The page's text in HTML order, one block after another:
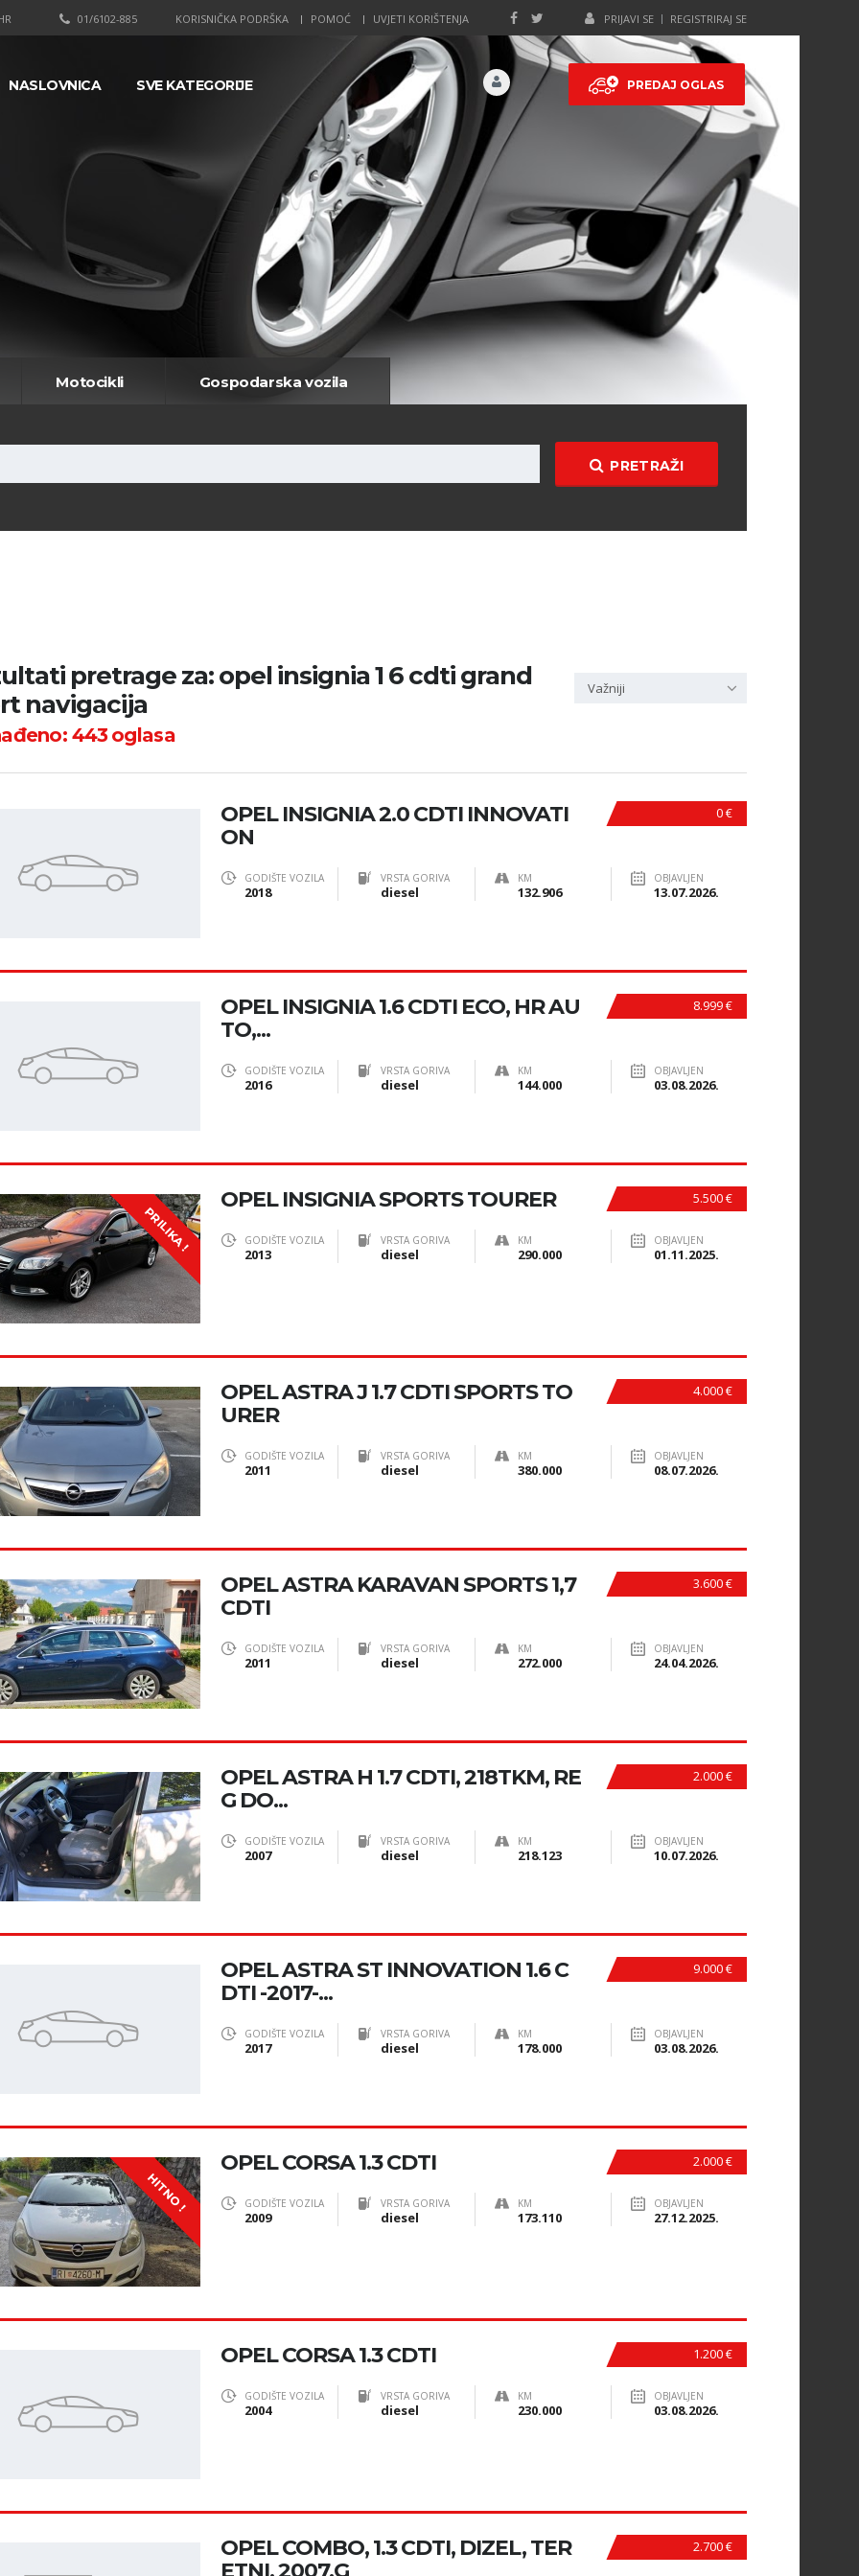
PRIJAVI SE REGISTRIRAJ SE
KORISNIČKA PODRŠKA POMOĆ UVJETI KORIŠTENJA
01/6102-885
PREDAJ OGLAS
NASLOVNICA SVE KATEGORIJE
Motocikli Gospodarska vozila
PRETRAŽI
pretrage za: opel insignia 1 6 cdti grand
navigacija
443oglasa
Važniji
0 €
OPEL INSIGNIA 2.0 CDTI INNOVATI
ON
GODIŠTE VOZILA
2018
VRSTA GORIVA
diesel
KM
132.906
OBJAVLJEN
13.07.2026.
8.999 €
OPEL INSIGNIA 1.6 CDTI ECO, HR AU
TO,...
GODIŠTE VOZILA
2016
VRSTA GORIVA
diesel
KM
144.000
OBJAVLJEN
03.08.2026.
PRILIKA !
5.500 €
OPEL INSIGNIA SPORTS TOURER
GODIŠTE VOZILA
2013
VRSTA GORIVA
diesel
KM
290.000
OBJAVLJEN
01.11.2025.
4.000 €
OPEL ASTRA J 1.7 CDTI SPORTS TO
URER
GODIŠTE VOZILA
2011
VRSTA GORIVA
diesel
KM
380.000
OBJAVLJEN
08.07.2026.
3.600 €
OPEL ASTRA KARAVAN SPORTS 1,7
CDTI
GODIŠTE VOZILA
2011
VRSTA GORIVA
diesel
KM
272.000
OBJAVLJEN
24.04.2026.
2.000 €
OPEL ASTRA H 1.7 CDTI, 218TKM, RE
G DO...
GODIŠTE VOZILA
2007
VRSTA GORIVA
diesel
KM
218.123
OBJAVLJEN
10.07.2026.
9.000 €
OPEL ASTRA ST INNOVATION 1.6 C
DTI -2017-...
GODIŠTE VOZILA
2017
VRSTA GORIVA
diesel
KM
178.000
OBJAVLJEN
03.08.2026.
HITNO !
2.000 €
OPEL CORSA 1.3 CDTI
GODIŠTE VOZILA
2009
VRSTA GORIVA
diesel
KM
173.110
OBJAVLJEN
27.12.2025.
1.200 €
OPEL CORSA 1.3 CDTI
GODIŠTE VOZILA
2004
VRSTA GORIVA
diesel
KM
230.000
OBJAVLJEN
03.08.2026.
2.700 €
OPEL COMBO, 1.3 CDTI, DIZEL, TER
ETNI, 2007.G